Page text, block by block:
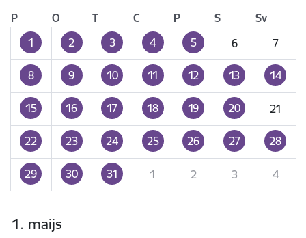
P O T C P S
Sv
1
2 3 4 5 6 7
8 9 10 11 12 13 14
15 16 17 18 19 20 21
22 23 24 25 26 27 28
29 30 31 1 2 3 4
1. maijs